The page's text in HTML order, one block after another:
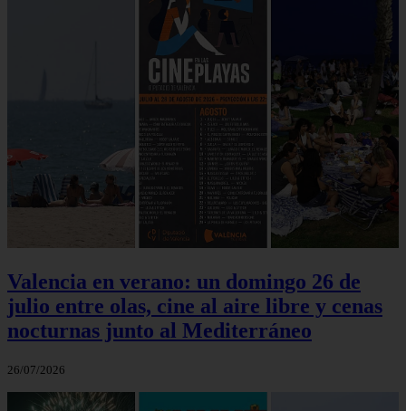
Valencia en verano: un domingo 26 de
julio entre olas, cine al aire libre y cenas
nocturnas junto al Mediterráneo
26/07/2026